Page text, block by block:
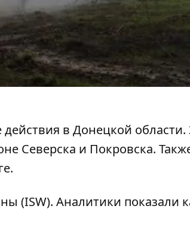
действия в Донецкой области.
Северска и Покровска.
(ISW). Аналитики показали